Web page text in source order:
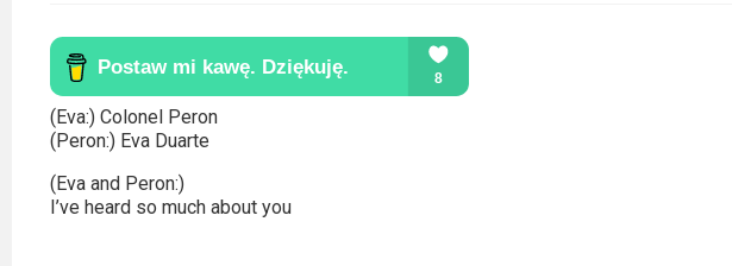
Kategorie
Bollywood
&
s-
(Eva:) Colonel Peron
(Peron:) Eva Duarte
(Eva and Peron:)
I’ve heard so much about you